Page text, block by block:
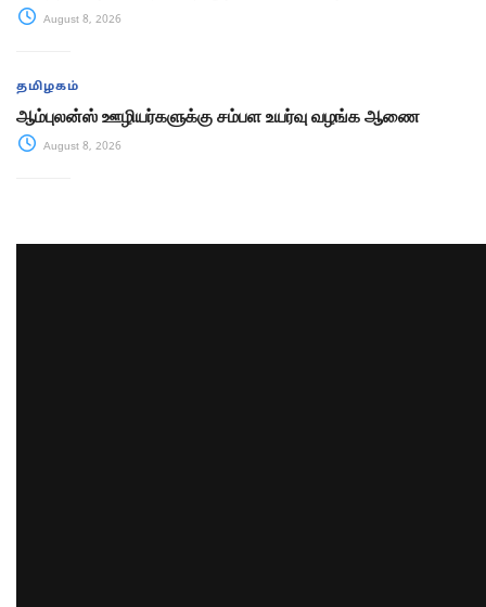
August 8, 2026
தமிழகம்
ஆம்புலன்ஸ் ஊழியர்களுக்கு சம்பள உயர்வு வழங்க ஆணை
August 8, 2026